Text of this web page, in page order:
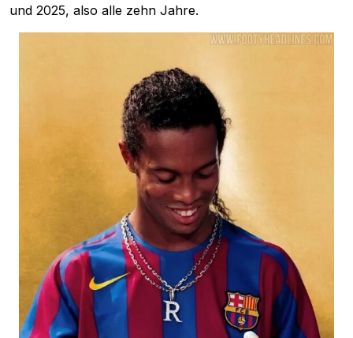
und 2025, also alle zehn Jahre.